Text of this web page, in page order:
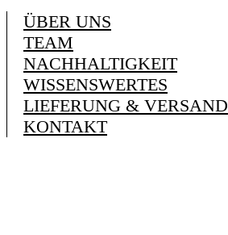
ÜBER UNS
TEAM
NACHHALTIGKEIT
WISSENSWERTES
LIEFERUNG & VERSAND
KONTAKT